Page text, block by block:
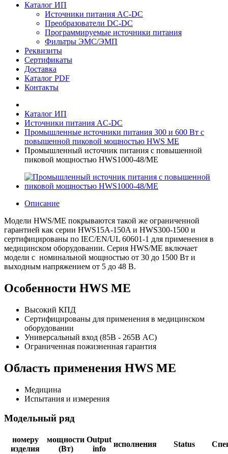
Каталог ИП
Источники питания AC-DC
Преобразователи DC-DC
Программируемые источники питания
Фильтры ЭМС/ЭМП
Реквизиты
Сертификаты
Доставка
Каталог PDF
Контакты
Каталог ИП
Источники питания AC-DC
Промышленные источники питания 300 и 600 Вт с
повышенной пиковой мощностью HWS ME
Промышленный источник питания с повышенной
пиковой мощностью HWS1000-48/ME
Описание
Модели HWS/ME покрываются такой же ограниченной
гарантией как серии HWS15A-150A и HWS300-1500 и
сертифицированы по IEC/EN/UL 60601-1 для применения в
медицинском оборудовании. Серия HWS/ME включает
модели с номинальной мощностью от 30 до 1500 Вт и
выходным напряжением от 5 до 48 В.
Особенности HWS ME
Высокий КПД
Сертифицированы для применения в медицинском
оборудовании
Универсальный вход (85В - 265В AC)
Ограниченная пожизненная гарантия
Область применения HWS ME
Медицина
Испытания и измерения
Модельный ряд
номеру
изделия
мощности
(Вт)
Output
info
исполнения Status